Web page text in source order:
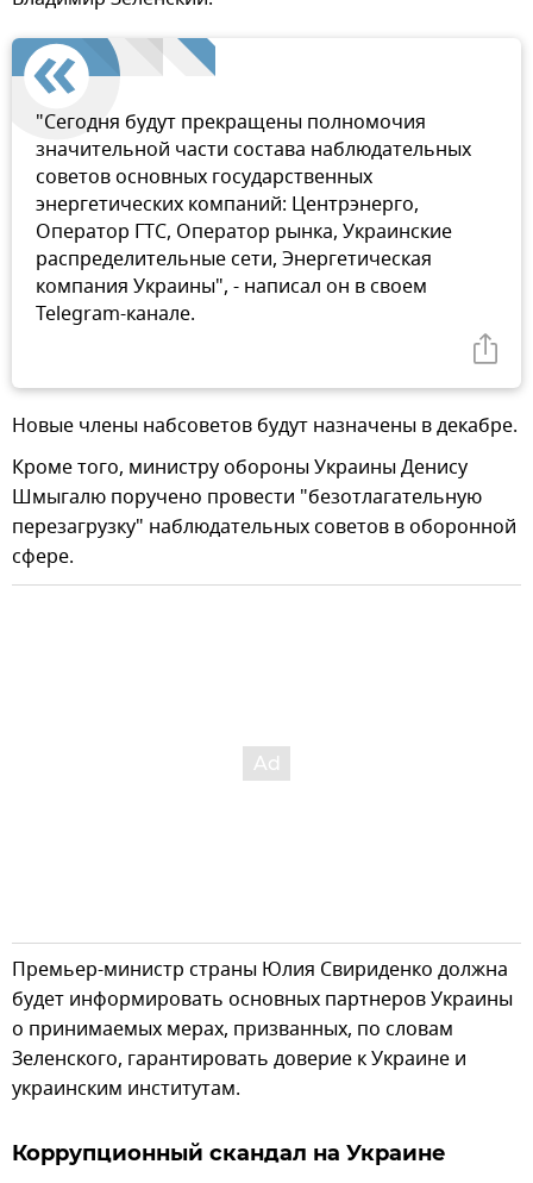
"Сегодня будут прекращены полномочия
значительной части состава наблюдательных
советов основных государственных
энергетических компаний: Центрэнерго,
Оператор ГТС, Оператор рынка, Украинские
распределительные сети, Энергетическая
компания Украины", - написал он в своем
Telegram-канале.
Новые члены набсоветов будут назначены в декабре.
Кроме того, министру обороны Украины Денису
Шмыгалю поручено провести "безотлагательную
перезагрузку" наблюдательных советов в оборонной
сфере.
Премьер-министр страны Юлия Свириденко должна
будет информировать основных партнеров Украины
о принимаемых мерах, призванных, по словам
Зеленского, гарантировать доверие к Украине и
украинским институтам.
Коррупционный скандал на Украине